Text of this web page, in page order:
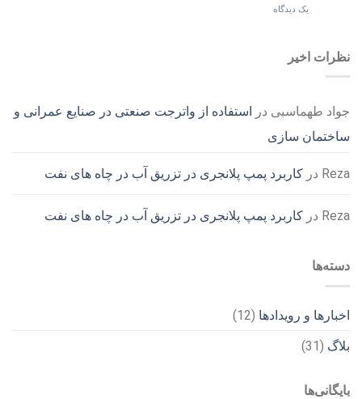
یک دیدگاه
نظرات اخیر
جواد طهماسبی در استفاده از واترجت صنعتی در صنایع عمرانی و
ساختمان سازی
Reza در کاربرد پمپ پلانجری در تزریق آب در چاه های نفت
Reza در کاربرد پمپ پلانجری در تزریق آب در چاه های نفت
دسته‌ها
اخبارها و رویدادها (12)
بلاگ (31)
بایگانی‌ها